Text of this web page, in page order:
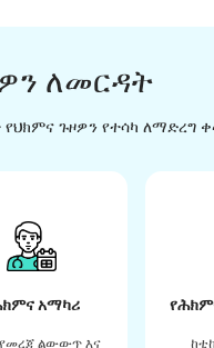
ለመርዳት
ጉዞዎን የተሳካ ለማድረግ
አማካሪ
ልውውጥ እና